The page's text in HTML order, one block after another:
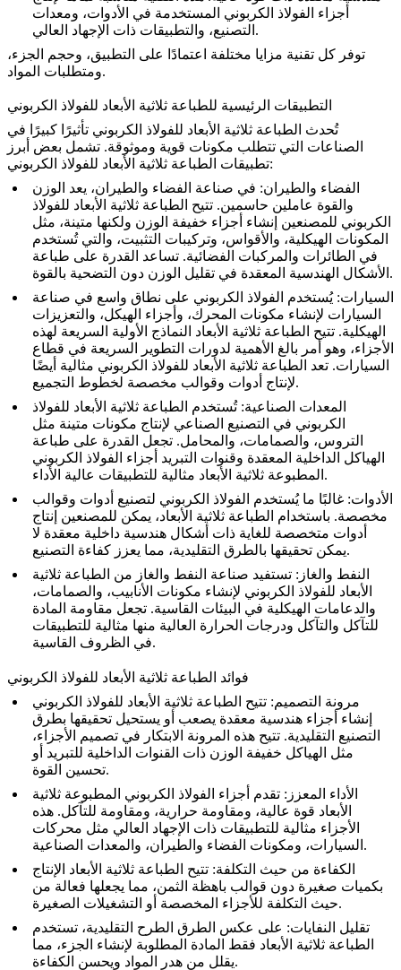
أجزاء الفولاذ الكربوني المستخدمة في الأدوات، ومعدات
التصنيع، والتطبيقات ذات الإجهاد العالي.
توفر كل تقنية مزايا مختلفة اعتمادًا على التطبيق، وحجم الجزء،
ومتطلبات المواد.
التطبيقات الرئيسية للطباعة ثلاثية الأبعاد للفولاذ الكربوني
تُحدث الطباعة ثلاثية الأبعاد للفولاذ الكربوني تأثيرًا كبيرًا في
الصناعات التي تتطلب مكونات قوية وموثوقة. تشمل بعض أبرز
تطبيقات الطباعة ثلاثية الأبعاد للفولاذ الكربوني:
الفضاء والطيران: في صناعة الفضاء والطيران، يعد الوزن
والقوة عاملين حاسمين. تتيح الطباعة ثلاثية الأبعاد للفولاذ
الكربوني للمصنعين إنشاء أجزاء خفيفة الوزن ولكنها متينة، مثل
المكونات الهيكلية، والأقواس، وتركيبات التثبيت، والتي تُستخدم
في الطائرات والمركبات الفضائية. تساعد القدرة على طباعة
الأشكال الهندسية المعقدة في تقليل الوزن دون التضحية بالقوة.
السيارات: يُستخدم الفولاذ الكربوني على نطاق واسع في صناعة
السيارات لإنشاء مكونات المحرك، وأجزاء الهيكل، والتعزيزات
الهيكلية. تتيح الطباعة ثلاثية الأبعاد النماذج الأولية السريعة لهذه
الأجزاء، وهو أمر بالغ الأهمية لدورات التطوير السريعة في قطاع
السيارات. تعد الطباعة ثلاثية الأبعاد للفولاذ الكربوني مثالية أيضًا
لإنتاج أدوات وقوالب مخصصة لخطوط التجميع.
المعدات الصناعية: تُستخدم الطباعة ثلاثية الأبعاد للفولاذ
الكربوني في التصنيع الصناعي لإنتاج مكونات متينة مثل
التروس، والصمامات، والمحامل. تجعل القدرة على طباعة
الهياكل الداخلية المعقدة وقنوات التبريد أجزاء الفولاذ الكربوني
المطبوعة ثلاثية الأبعاد مثالية للتطبيقات عالية الأداء.
الأدوات: غالبًا ما يُستخدم الفولاذ الكربوني لتصنيع أدوات وقوالب
مخصصة. باستخدام الطباعة ثلاثية الأبعاد، يمكن للمصنعين إنتاج
أدوات متخصصة للغاية ذات أشكال هندسية داخلية معقدة لا
يمكن تحقيقها بالطرق التقليدية، مما يعزز كفاءة التصنيع.
النفط والغاز : تستفيد صناعة النفط والغاز من الطباعة ثلاثية
الأبعاد للفولاذ الكربوني لإنشاء مكونات الأنابيب، والصمامات،
والدعامات الهيكلية في البيئات القاسية. تجعل مقاومة المادة
للتآكل والتآكل ودرجات الحرارة العالية منها مثالية للتطبيقات
في الظروف القاسية.
فوائد الطباعة ثلاثية الأبعاد للفولاذ الكربوني
مرونة التصميم: تتيح الطباعة ثلاثية الأبعاد للفولاذ الكربوني
إنشاء أجزاء هندسية معقدة يصعب أو يستحيل تحقيقها بطرق
التصنيع التقليدية. تتيح هذه المرونة الابتكار في تصميم الأجزاء،
مثل الهياكل خفيفة الوزن ذات القنوات الداخلية للتبريد أو
تحسين القوة.
الأداء المعزز : تقدم أجزاء الفولاذ الكربوني المطبوعة ثلاثية
الأبعاد قوة عالية، ومقاومة حرارية، ومقاومة للتآكل. هذه
الأجزاء مثالية للتطبيقات ذات الإجهاد العالي مثل محركات
السيارات، ومكونات الفضاء والطيران، والمعدات الصناعية.
الكفاءة من حيث التكلفة: تتيح الطباعة ثلاثية الأبعاد الإنتاج
بكميات صغيرة دون قوالب باهظة الثمن، مما يجعلها فعالة من
حيث التكلفة للأجزاء المخصصة أو التشغيلات الصغيرة.
تقليل النفايات: على عكس الطرق الطرح التقليدية، تستخدم
الطباعة ثلاثية الأبعاد فقط المادة المطلوبة لإنشاء الجزء، مما
يقلل من هدر المواد ويحسن الكفاءة.